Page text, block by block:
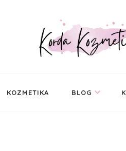
KOZMETIKA BLOG